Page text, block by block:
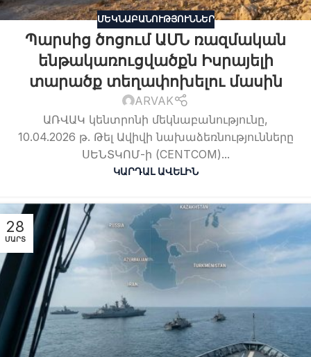
ՄԵԿՆԱԲԱՆՈՒԹՅՈՒՆՆԵՐ
Պարսից ծոցում ԱՄՆ ռազմական
ենթակառուցվածքն Իսրայելի
տարածք տեղափոխելու մասին
ARVAK
ԱՌՎԱԿ կենտրոնի մեկնաբանությունը,
10.04.2026 թ. Թել Ավիվի նախաձեռնությունները
ՍԵՆՏԿՈՄ-ի (CENTCOM)...
ԿԱՐԴԱԼ ԱՎԵԼԻՆ
28
ՄԱՐՏ